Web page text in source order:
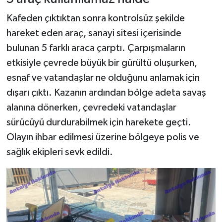
Kafeden çıktıktan sonra kontrolsüz şekilde
hareket eden araç, sanayi sitesi içerisinde
bulunan 5 farklı araca çarptı. Çarpışmaların
etkisiyle çevrede büyük bir gürültü oluşurken,
esnaf ve vatandaşlar ne olduğunu anlamak için
dışarı çıktı. Kazanın ardından bölge adeta savaş
alanına dönerken, çevredeki vatandaşlar
sürücüyü durdurabilmek için harekete geçti.
Olayın ihbar edilmesi üzerine bölgeye polis ve
sağlık ekipleri sevk edildi.